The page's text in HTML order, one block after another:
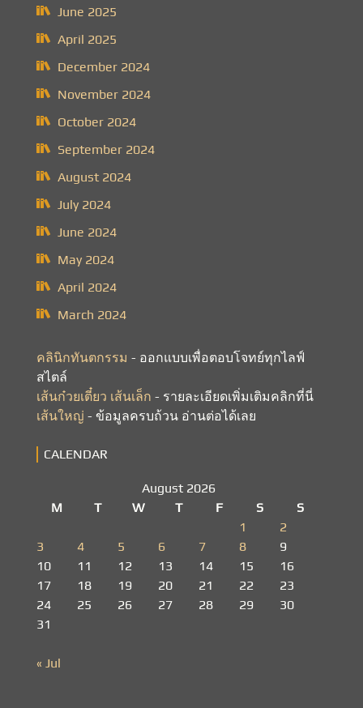
June 2025
April 2025
December 2024
November 2024
October 2024
September 2024
August 2024
July 2024
June 2024
May 2024
April 2024
March 2024
คลินิกทันตกรรม - ออกแบบเพื่อตอบโจทย์ทุกไลฟ์
สไตล์
เส้นก๋วยเตี๋ยว เส้นเล็ก - รายละเอียดเพิ่มเติมคลิกที่นี่
เส้นใหญ่ - ข้อมูลครบถ้วน อ่านต่อได้เลย
CALENDAR
August 2026
M
T W T F S
S
1
2
3
4 5 6 7 8
9
10
11 12 13 14 15
16
17
18 19 20 21 22
23
24
25 26 27 28 29
30
31
« Jul